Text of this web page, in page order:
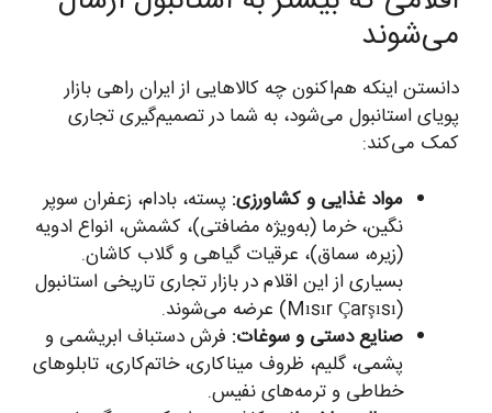
می‌شوند
دانستن اینکه هم‌اکنون چه کالاهایی از ایران راهی بازار
پویای استانبول می‌شود، به شما در تصمیم‌گیری تجاری
کمک می‌کند:
مواد غذایی و کشاورزی: پسته، بادام، زعفران سوپر
نگین، خرما (به‌ویژه مضافتی)، کشمش، انواع ادویه
(زیره، سماق)، عرقیات گیاهی و گلاب کاشان.
بسیاری از این اقلام در بازار تجاری تاریخی استانبول
(Mısır Çarşısı) عرضه می‌شوند.
صنایع دستی و سوغات: فرش دستباف ابریشمی و
پشمی، گلیم، ظروف میناکاری، خاتم‌کاری، تابلوهای
خطاطی و ترمه‌های نفیس.